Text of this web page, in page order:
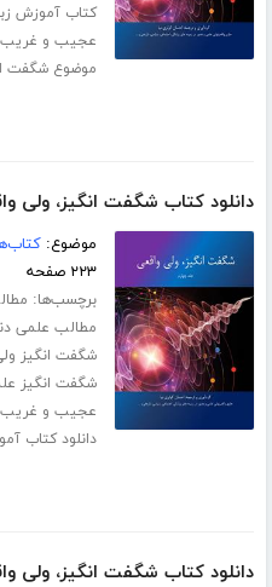
کتاب آموزش
عجیب و غریب
موضوع شگفت
دانلود کتاب شگفت انگیز، ولی
موضوع:
۲۲۳ صفحه
برچسب‌ها:
مطالب علمی
شگفت انگیز
شگفت انگیز
عجیب و غریب
دانلود کتاب
دانلود کتاب شگفت انگیز، ولی